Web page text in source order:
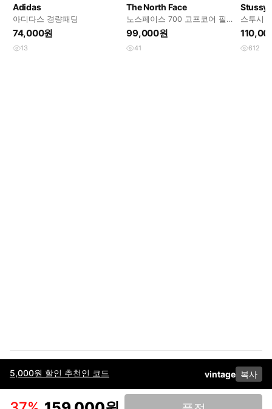
5,000원 할인 추천인 코드 vintage 복사
Adidas
아디다스 경량패딩
74,000원
13
The North Face
노스페이스 700 고프코어 필
다운 애벌레 패딩 급처
99,000원
41
Stussy
스투시
블
612
이용약관고객센터판매개인정보 처리방침사업자 정보다운로드
인스타그램